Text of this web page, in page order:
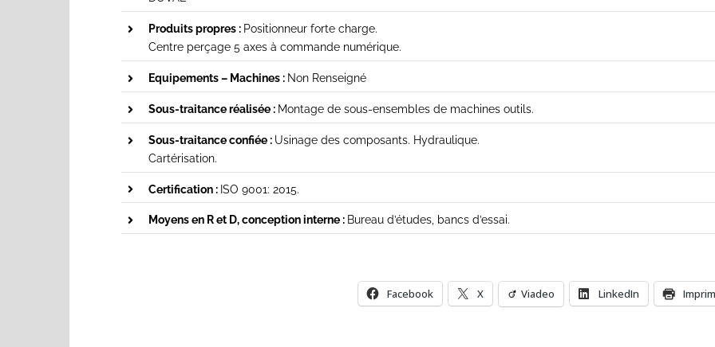
Produits propres : Positionneur forte charge.
Centre perçage 5 axes à commande numérique.
Equipements – Machines : Non Renseigné
Sous-traitance réalisée : Montage de sous-ensembles de machines outils.
Sous-traitance confiée : Usinage des composants. Hydraulique.
Cartérisation.
Certification : ISO 9001: 2015.
Moyens en R et D, conception interne : Bureau d’études, bancs d’essai.
Facebook X Viadeo LinkedIn